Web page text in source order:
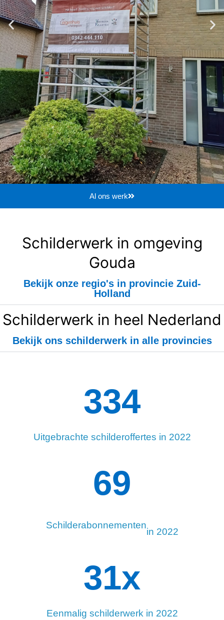
Al ons werk
Schilderwerk in omgeving
Gouda
Bekijk onze regio's in provincie Zuid-
Holland
Schilderwerk in heel Nederland
Bekijk ons schilderwerk in alle provincies
Uitgebrachte schilderoffertes in 2022
334
Schilderabonnementen
in 2022
96
Eenmalig schilderwerk in 2022
34x